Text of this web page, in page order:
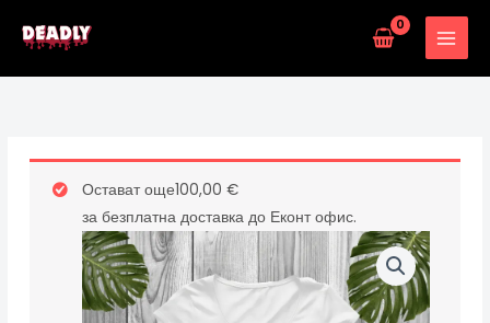
Остават още100,00€
за безплатна доставка до Еконт офис.
за
NO
YOU
HANG
UP